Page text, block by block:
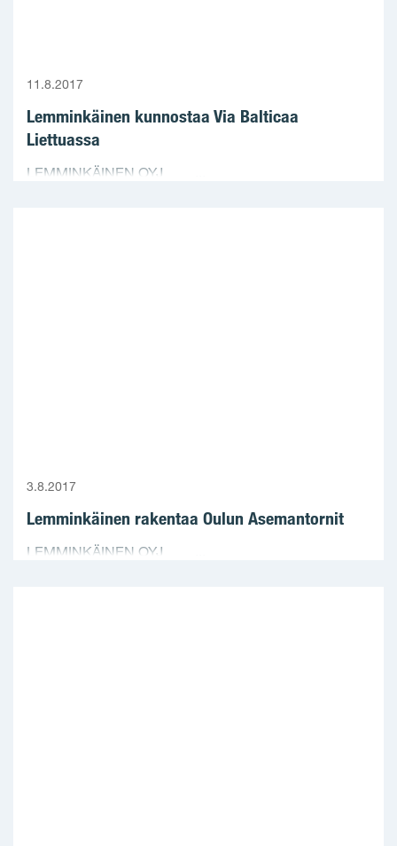
11.8.2017
Lemminkäinen kunnostaa Via Balticaa
Liettuassa
LEMMINKÄINEN OYJ ...
3.8.2017
Lemminkäinen rakentaa Oulun Asemantornit
LEMMINKÄINEN OYJ ...